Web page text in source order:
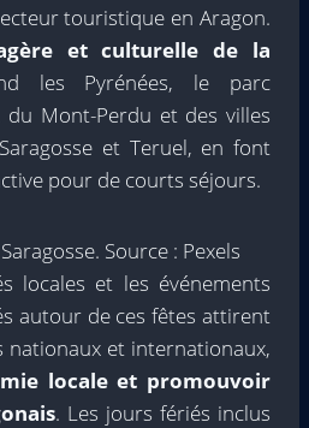
touristique en Aragon.
et culturelle de la
les Pyrénées, le parc
Mont-Perdu et des villes
et Teruel, en font
pour de courts séjours.
Source : Pexels
locales et les événements
autour de ces fêtes attirent
nationaux et internationaux,
locale et promouvoir
. Les jours fériés inclus